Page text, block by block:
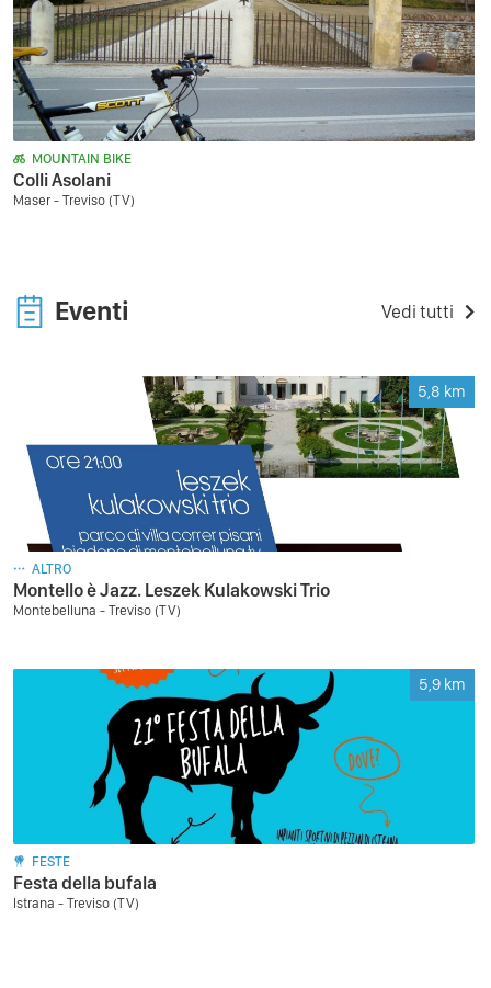
MOUNTAIN BIKE
Colli Asolani
Maser - Treviso (TV)
Eventi Vedi tutti
5,8 km
ALTRO
Montello è Jazz. Leszek Kulakowski Trio
Montebelluna - Treviso (TV)
5,9 km
FESTE
Festa della bufala
Istrana - Treviso (TV)